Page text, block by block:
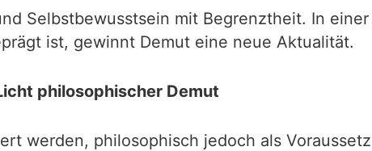
Selbstbewusstsein mit Begrenztheit. In
ist, gewinnt Demut eine neue Aktualität.
philosophischer Demut
werden, philosophisch jedoch als